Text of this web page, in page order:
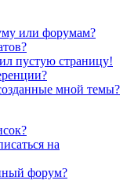
или форумам?
пустую страницу!
мной темы?
на
форум?